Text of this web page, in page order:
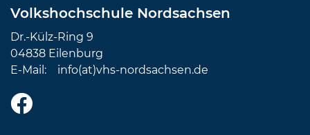
Volkshochschule Nordsachsen
Dr.-Külz-Ring 9
04838 Eilenburg
E-Mail: info(at)vhs-nordsachsen.de